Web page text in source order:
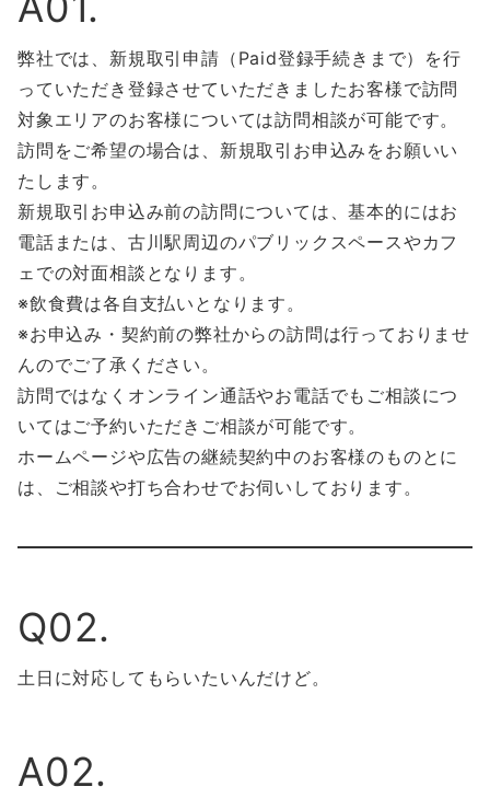
弊社では、新規取引申請（Paid登録手続きまで）を行
っていただき登録させていただきましたお客様で訪問
対象エリアのお客様については訪問相談が可能です。
訪問をご希望の場合は、新規取引お申込みをお願いい
たします。
新規取引お申込み前の訪問については、基本的にはお
電話または、古川駅周辺のパブリックスペースやカフ
ェでの対面相談となります。
※飲食費は各自支払いとなります。
※お申込み・契約前の弊社からの訪問は行っておりませ
んのでご了承ください。
訪問ではなくオンライン通話やお電話でもご相談につ
いてはご予約いただきご相談が可能です。
ホームページや広告の継続契約中のお客様のものとに
は、ご相談や打ち合わせでお伺いしております。
Q02.
土日に対応してもらいたいんだけど。
A02.